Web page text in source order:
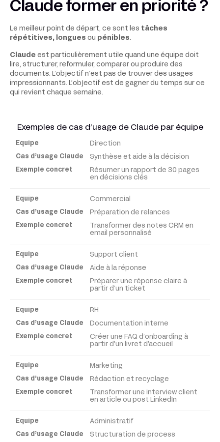
Claude former en priorité ?
Le meilleur point de départ, ce sont les tâches
répétitives, longues ou pénibles.
Claude est particulièrement utile quand une équipe doit
lire, structurer, reformuler, comparer ou produire des
documents. L’objectif n’est pas de trouver des usages
impressionnants. L’objectif est de gagner du temps sur ce
qui revient chaque semaine.
Exemples de cas d’usage de Claude par équipe
Équipe
Cas
Claude
Exemple
Direction
Synthèse et aide à la décision
Résumer un rapport de 30 pages
en décisions clés
Commercial
Préparation de relances
Transformer des notes CRM en
email personnalisé
Support client
Aide à la réponse
Préparer une réponse claire à
partir d’un ticket
RH
Documentation interne
Créer une FAQ d’onboarding à
partir d’un livret d’accueil
Marketing
Rédaction et recyclage
Transformer une interview client
en article ou post LinkedIn
Administratif
Structuration de process